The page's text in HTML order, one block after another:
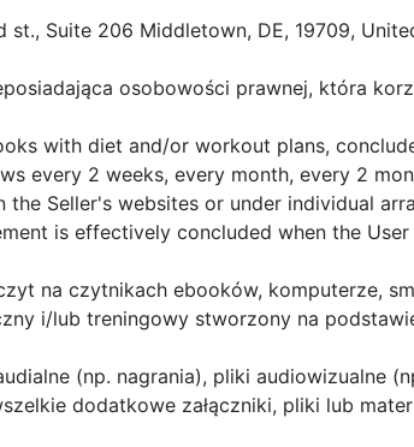
Suite 206 Middletown, DE, 19709,
osobowości prawnej, która
with diet and/or workout plans,
every 2 weeks, every month, every 2
Seller's websites or under individual
is effectively concluded when the
na czytnikach ebooków, komputerze,
i/lub treningowy stworzony na
(np. nagrania), pliki audiowizualne
dodatkowe załączniki, pliki lub